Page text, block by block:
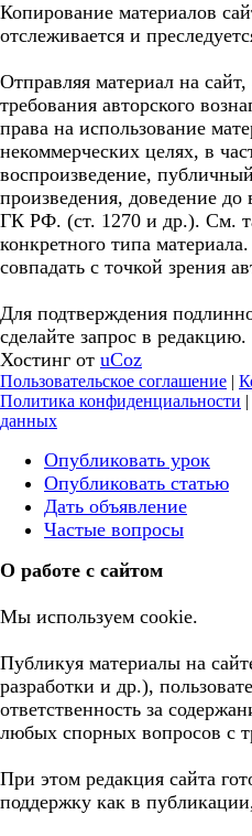
Копирование материалов
отслеживается и
Отправляя материал на сайт,
требования авторского
права на использование
некоммерческих целях, в
воспроизведение,
произведения, доведение
ГК РФ. (ст. 1270 и др.). См.
конкретного типа
совпадать с точкой зрения
Для подтверждения
сделайте запрос в редакцию.
Хостинг от uCoz
Пользовательское соглашение |
Политика конфиденциальности |
данных
Опубликовать урок
Опубликовать статью
Дать объявление
Частые вопросы
О работе с сайтом
Мы используем cookie.
Публикуя материалы на
разработки и др.),
ответственность за
любых спорных вопросов с
При этом редакция сайта
поддержку как в